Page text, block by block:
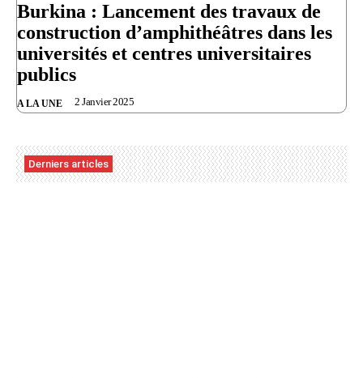
Burkina : Lancement des travaux de
construction d’amphithéâtres dans les
universités et centres universitaires
publics
A LA UNE 2 Janvier 2025
Derniers articles